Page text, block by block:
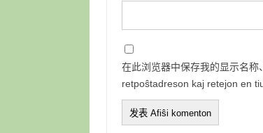
在此浏览器中保存我的显示名
retpoŝtadreson kaj retejon en